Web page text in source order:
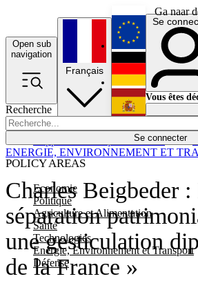
Ga naar
Open sub
navigation
Recherche
Se connecter
POLICY AREAS
Economie
Politique
Agriculture et Alimentation
Santé
Technologies
Energie, Environnement et Transport
Défense
Économie
Français
English
Deutsch
Español
Se
Vous êtes
Charles Beigbeder :
séparation
une gesticulation
de la France »
ENERGIE, ENVIRONNEMENT ET